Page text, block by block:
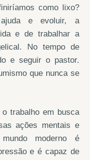
como lixo?
e evoluir, a
e de trabalhar a
No tempo de
e seguir o pastor.
que nunca se
trabalho em busca
ações mentais e
moderno é
e é capaz de